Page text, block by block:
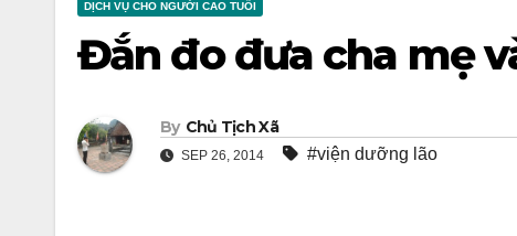
DỊCH VỤ CHO NGƯỜI CAO TUỔI
Đắn đo đưa cha mẹ
By Chủ Tịch Xã
SEP 26, 2014 #viện dưỡng lão